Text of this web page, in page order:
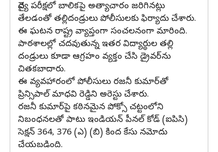
వైద్య పరీక్షలో బాలికపై అత్యాచారం జరిగినట్లు
తేలడంతో తల్లిదండ్రులు పోలీసులకు ఫిర్యాదు చేశారు.
ఈ ఘటన రాష్ట్ర వ్యాప్తంగా సంచలనంగా మారింది.
పాఠశాలల్లో చదవుతున్న ఇతర విద్యార్థుల తల్లి
దండ్రులు కూడా ఆగ్రహం వ్యక్తం చేసి డ్రైవర్‌ను
చితకబాదారు.
ఈ వ్యవహారంలో పోలీసులు రజనీ కుమార్‌తో
ప్రిన్సిపాల్ మాధవి రెడ్డిని అరెస్టు చేశారు.
రజనీ కుమార్‌పై కఠినమైన పోక్సో చట్టంలోని
నిబంధనలతో పాటు ఇండియన్ పీనల్ కోడ్ (ఐపిసి)
సెక్షన్ 364, 376 (ఎ) (బి) కింద కేసు నమోదు
చేయబడింది.